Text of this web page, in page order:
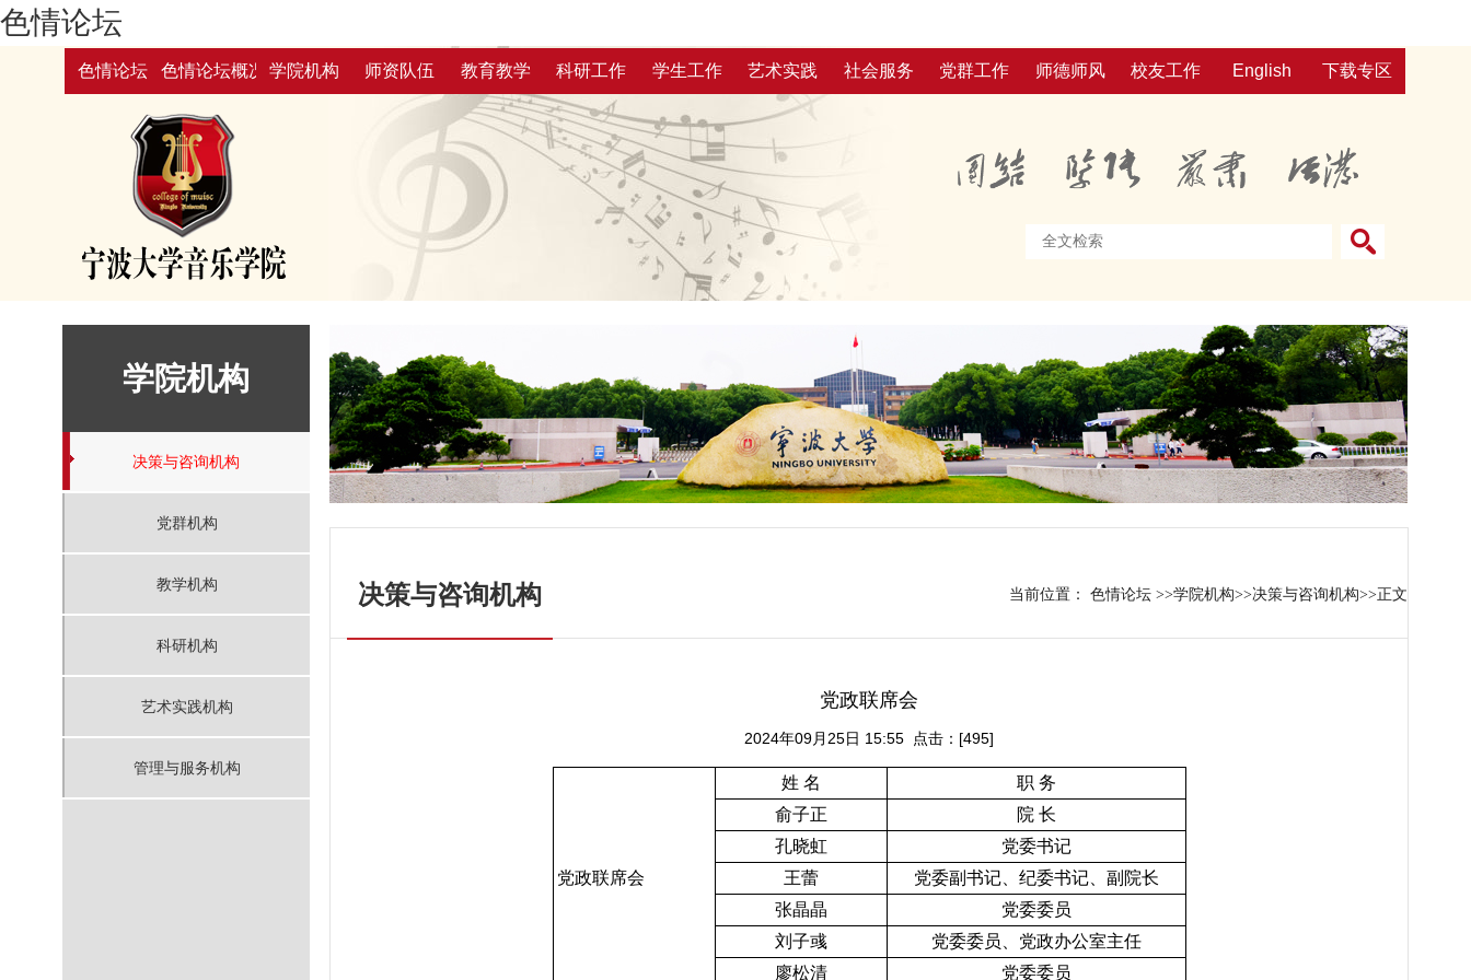
色情论坛
色情论坛 色情论坛概况 学院机构 师资队伍 教育教学 科研工作 学生工作 艺术实践 社会服务 党群工作 师德师风 校友工作 English 下载专区
学院机构
决策与咨询机构
党群机构
教学机构
科研机构
艺术实践机构
管理与服务机构
决策与咨询机构 当前位置： 色情论坛 >>学院机构>>决策与咨询机构>>正文
党政联席会
2024年09月25日 15:55 点击：[495]
党政联席会
姓 名
职 务
俞子正
院 长
孔晓虹
党委书记
王蕾
党委副书记、纪委书记、副院长
张晶晶
党委委员
刘子彧
党委委员、 党政办公室主任
廖松清
党委委员